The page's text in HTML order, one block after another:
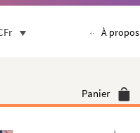
À propos
Panier